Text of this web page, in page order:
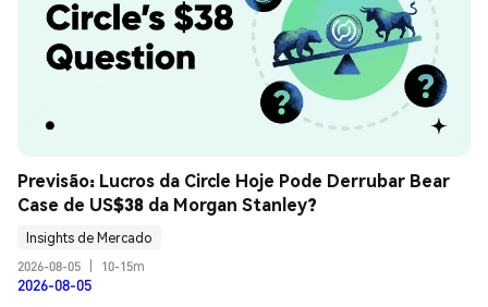
Previsão: Lucros da Circle Hoje Pode Derrubar Bear
Case de US$38 da Morgan Stanley?
Insights de Mercado
2026-08-05
10-15m
2026-08-05